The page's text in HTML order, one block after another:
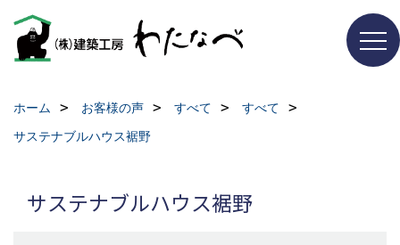
ホーム お客様の声 すべて
すべて
サステナブルハウス裾野
サステナブルハウス裾野